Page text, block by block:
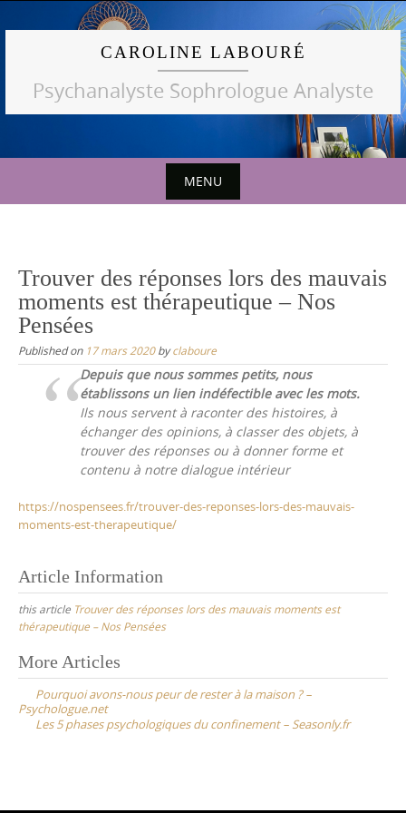
to
CAROLINE LABOURÉ
Psychanalyste Sophrologue Analyste
MENU
content
Trouver des réponses lors des mauvais
moments est thérapeutique – Nos
Pensées
Published on 17 mars 2020byclaboure
Depuis que nous sommes petits, nous
établissons un lien indéfectible avec les mots.
Ils nous servent à raconter des histoires, à
échanger des opinions, à classer des objets, à
trouver des réponses ou à donner forme et
contenu à notre dialogue intérieur
https://nospensees.fr/trouver-des-reponses-lors-des-mauvais-
moments-est-therapeutique/
Article Information
this article Trouver des réponses lors des mauvais moments est
thérapeutique – Nos Pensées
Post
navigation
More Articles
Pourquoi avons-nous peur de rester à la maison ? –
Psychologue.net
Les 5 phases psychologiques du confinement – Seasonly.fr